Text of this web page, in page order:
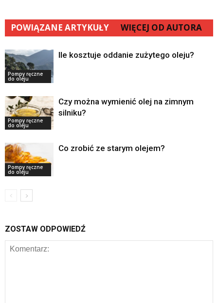
POWIĄZANE ARTYKUŁY WIĘCEJ OD AUTORA
Pompy ręczne
do oleju
Ile kosztuje oddanie zużytego oleju?
Pompy ręczne
do oleju
Czy można wymienić olej na zimnym
silniku?
Pompy ręczne
do oleju
Co zrobić ze starym olejem?
ZOSTAW ODPOWIEDŹ